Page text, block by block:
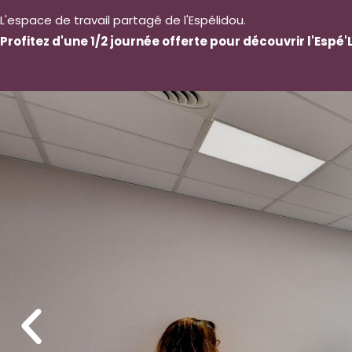
L'espace de travail partagé de l'Espélidou.
Profitez d'une 1/2 journée offerte pour découvrir